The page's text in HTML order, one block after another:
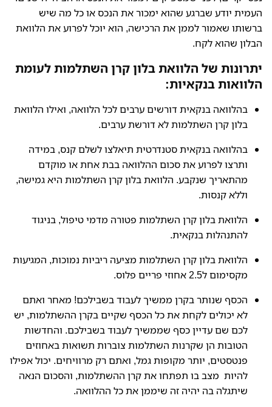
העמית יודע שברגע שהוא ימכור את הנכס או כל מה שיש
ברשותו שאמור לממן את הרכישה, הוא יוכל לפרוע את הלוואת
הבלון שהוא לקח.
יתרונות של הלוואת בלון קרן השתלמות לעומת
הלוואות בנקאיות:
בהלוואה בנקאית דורשים ערבים לכל הלוואה, ואילו הלוואת
בלון קרן השתלמות לא דורשת ערבים.
בהלוואה בנקאית סטנדרטית תיאלצו לשלם קנס, במידה
ותרצו לפרוע את סכום ההלוואה בבת אחת או מוקדם
מהתאריך שנקבע. הלוואת בלון קרן השתלמות היא גמישה,
וללא קנסות.
הלוואת בלון קרן השתלמות פטורה מדמי טיפול, בניגוד
להתנהלות בנקאית.
הלוואת בלון קרן השתלמות מציעה ריביות נמוכות, המגיעות
מקסימום ל2.5 אחוזי פריים פלוס.
הכסף שנותר בקרן ממשיך לעבוד בשבילכם! מאחר ואתם
לא יכולים לקחת את כל הכסף שקיים בקרן ההשתלמות, יש
לכם שם עדיין כסף שממשיך לעבוד בשבילכם. והחדשות
הטובות הן שקרנות השתלמות צוברות תשואות באחוזים
פנטסטים, יותר מקופות גמל, ואתם רק מרוויחים. יכול אפילו
להיות מצב בו תפתחו את קרן ההשתלמות, והסכום הנאה
שיתגלה בה יהיה זה שיממן את כל ההלוואה.